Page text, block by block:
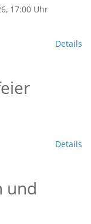
17:00 Uhr
Details
Details
und